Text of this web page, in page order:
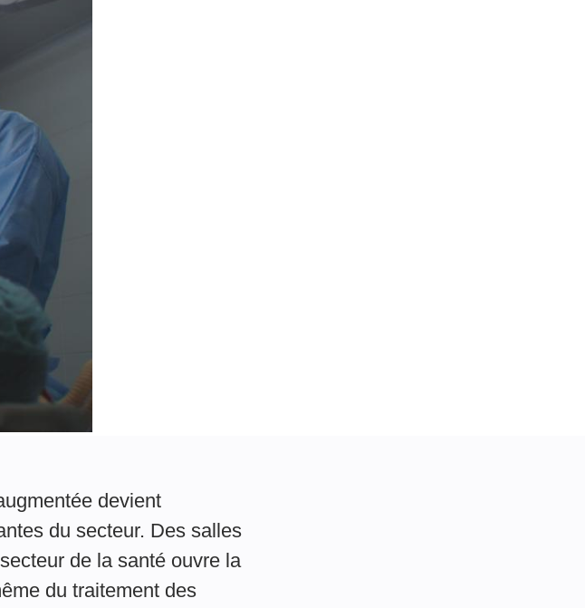
devient
du secteur. Des salles
de la santé ouvre la
du traitement des